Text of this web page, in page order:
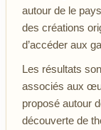
autour de le
des créations
d’accéder aux
Les résultats
associés aux
proposé autour
découverte de